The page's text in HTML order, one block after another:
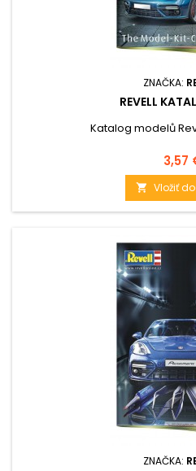
ZNAČKA:
REVELL
Katalog modelů
Cena
3,57
 Vložiť
ZNAČKA: